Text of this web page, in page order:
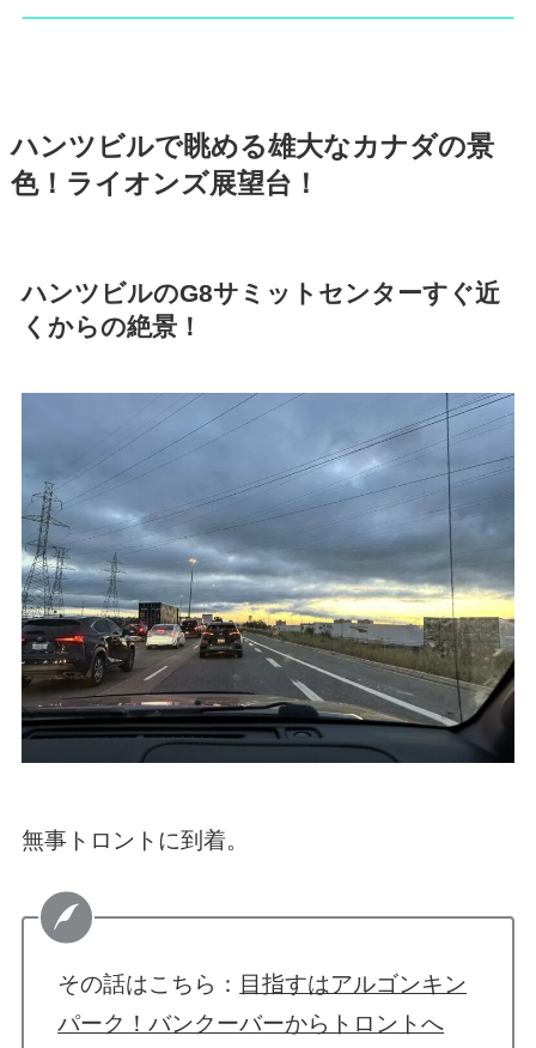
ハンツビルで眺める雄大なカナダの景
色！ライオンズ展望台！
ハンツビルのG8サミットセンターすぐ近
くからの絶景！
無事トロントに到着。
その話はこちら： 目指すはアルゴンキン
パーク！バンクーバーからトロントへ